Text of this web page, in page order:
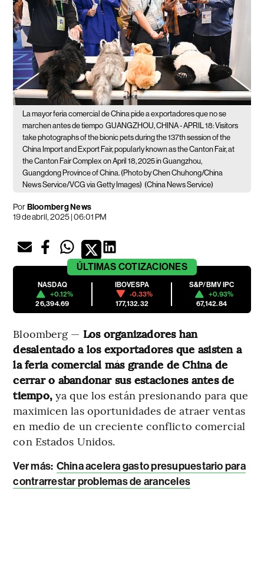
La mayor feria comercial de China pide a exportadores que no se
marchen antes de tiempo GUANGZHOU, CHINA - APRIL 18: Visitors
take photographs of the bionic pets during the 137th session of the
China Import and Export Fair, popularly known as the Canton Fair, at
the Canton Fair Complex on April 18, 2025 in Guangzhou,
Guangdong Province of China. (Photo by Chen Chuhong/China
News Service/VCG via Getty Images) (China News Service)
PorBloomberg News
19 de abril, 2025 | 06:01 PM
ÚLTIMAS COTIZACIONES
NASDAQ
+0.12%
26,394.69
IBOVESPA
-0.33%
177,132.32
S&P/BMV IPC
+0.93%
67,142.84
Bloomberg — Los organizadores han
desalentado a los exportadores que asisten a
la feria comercial más grande de China de
cerrar o abandonar sus estaciones antes de
tiempo, ya que los están presionando para que
maximicen las oportunidades de atraer ventas
en medio de un creciente conflicto comercial
con Estados Unidos.
Ver más: China acelera gasto presupuestario para
contrarrestar problemas de aranceles